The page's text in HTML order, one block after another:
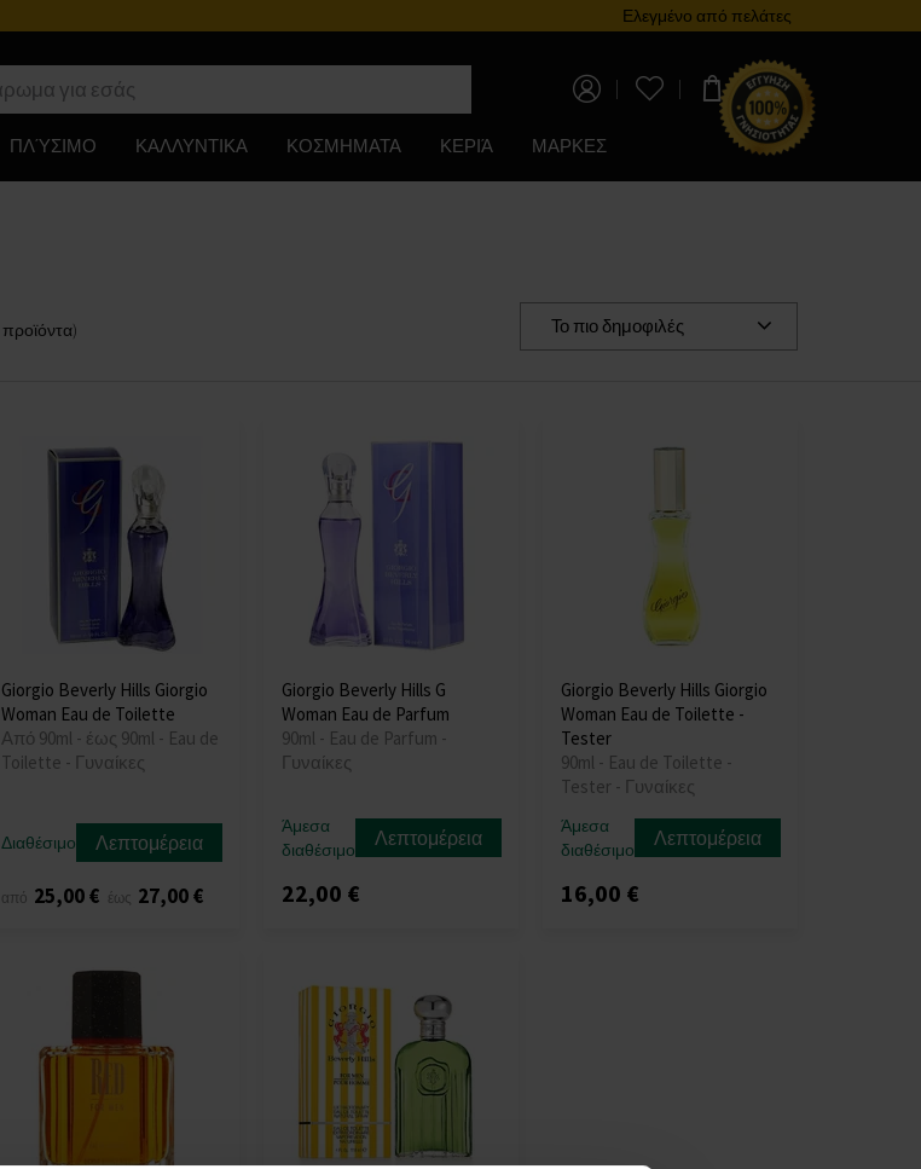
Πρόγραμμα επιβράβευσηςΕλεγμένο από πελάτες
0,00 €
ΠΛΎΣΙΜΟ ΚΑΛΛΥΝΤΙΚΑ ΚΟΣΜΗΜΑΤΑ ΚΕΡΙΆ ΜΑΡΚΕΣ
προϊόντα) Το πιο δημοφιλές
Giorgio Beverly Hills Giorgio
Woman Eau de Toilette
Από 90ml - έως 90ml - Eau de
Toilette - Γυναίκες
Διαθέσιμο Λεπτομέρεια
από 25,00 € έως 27,00 €
Giorgio Beverly Hills G
Woman Eau de Parfum
90ml - Eau de Parfum -
Γυναίκες
Άμεσα
διαθέσιμο
Λεπτομέρεια
22,00 €
Giorgio Beverly Hills Giorgio
Woman Eau de Toilette -
Tester
90ml - Eau de Toilette -
Tester - Γυναίκες
Άμεσα
διαθέσιμο
Λεπτομέρεια
16,00 €